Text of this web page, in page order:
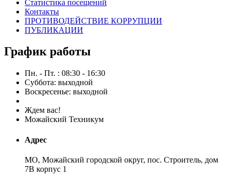
Статистика посещений
Контакты
ПРОТИВОДЕЙСТВИЕ КОРРУПЦИИ
ПУБЛИКАЦИИ
График работы
Пн. - Пт. : 08:30 - 16:30
Суббота: выходной
Воскресенье: выходной
Ждем вас!
Можайский Техникум
Адрес
МО, Можайский городской округ, пос. Строитель, дом
7В корпус 1